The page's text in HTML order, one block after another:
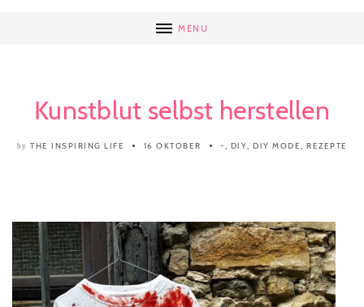
MENU
Kunstblut selbst herstellen
by THE INSPIRING LIFE 16 OKTOBER -, DIY, DIY MODE, REZEPTE